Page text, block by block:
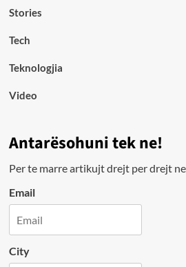
Stories
Tech
Teknologjia
Video
Antarësohuni tek ne!
Per te marre artikujt drejt per drejt
Email
City